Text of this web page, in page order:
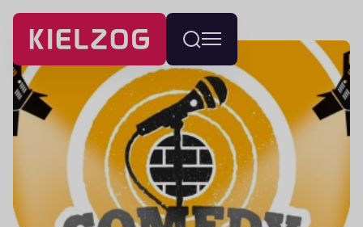
Navigatie
overslaan
Wissel
menu